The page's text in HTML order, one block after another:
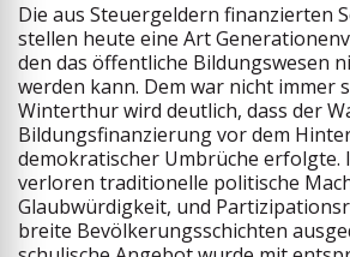
Die aus Steuergeldern finanzierten
stellen heute eine Art
den das öffentliche Bildungswesen
werden kann. Dem war nicht immer
Winterthur wird deutlich, dass der
Bildungsfinanzierung vor dem
demokratischer Umbrüche erfolgte.
verloren traditionelle politische
Glaubwürdigkeit, und
breite Bevölkerungsschichten